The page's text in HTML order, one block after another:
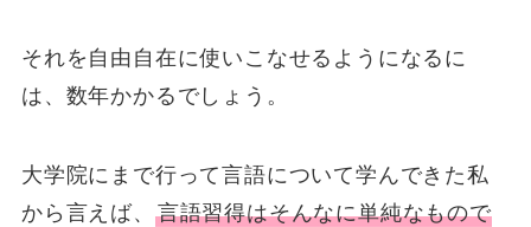
それを自由自在に使いこなせるようになるに
は、数年かかるでしょう。
大学院にまで行って言語について学んできた私
から言えば、 言語習得はそんなに単純なもので